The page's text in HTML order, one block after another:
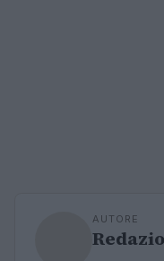
AUTORE